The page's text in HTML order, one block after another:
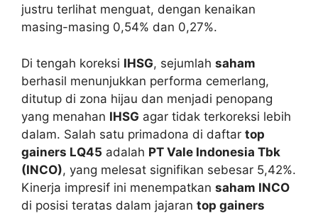
justru terlihat menguat, dengan kenaikan
masing-masing 0,54% dan 0,27%.
Di tengah koreksi IHSG, sejumlah saham
berhasil menunjukkan performa cemerlang,
ditutup di zona hijau dan menjadi penopang
yang menahan IHSG agar tidak terkoreksi lebih
dalam. Salah satu primadona di daftar top
gainers LQ45 adalah PT Vale Indonesia Tbk
(INCO), yang melesat signifikan sebesar 5,42%.
Kinerja impresif ini menempatkan saham INCO
di posisi teratas dalam jajaran top gainers